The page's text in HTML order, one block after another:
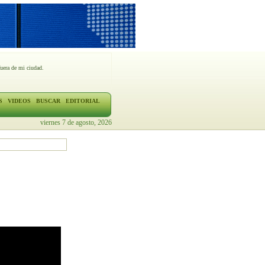
de mi ciudad.
VIDEOS BUSCAR
EDITORIAL
viernes 7 de agosto, 2026